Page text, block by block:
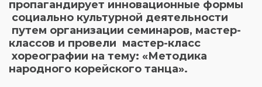
пропагандирует инновационные формы
социально культурной деятельности
путем организации семинаров, мастер-
классов и провели мастер-класс
хореографии на тему: «Методика
народного корейского танца».